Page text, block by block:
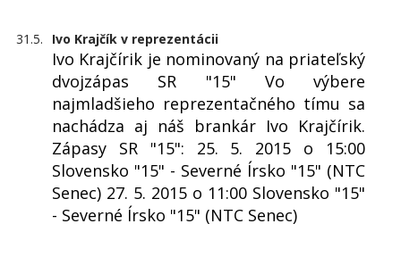
31.5. Ivo Krajčík v reprezentácii
Ivo Krajčírik je nominovaný na priateľský
dvojzápas SR "15" Vo výbere
najmladšieho reprezentačného tímu sa
nachádza aj náš brankár Ivo Krajčírik.
Zápasy SR "15": 25. 5. 2015 o 15:00
Slovensko "15" - Severné Írsko "15" (NTC
Senec) 27. 5. 2015 o 11:00 Slovensko "15"
- Severné Írsko "15" (NTC Senec)